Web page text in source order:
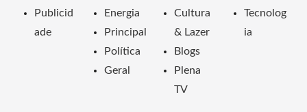
Publicid
ade
Energia
Principal
Política
Geral
Cultura
& Lazer
Blogs
Plena
TV
Tecnolog
ia